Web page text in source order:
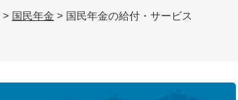
> 国民年金 > 国民年金の給付・サービス